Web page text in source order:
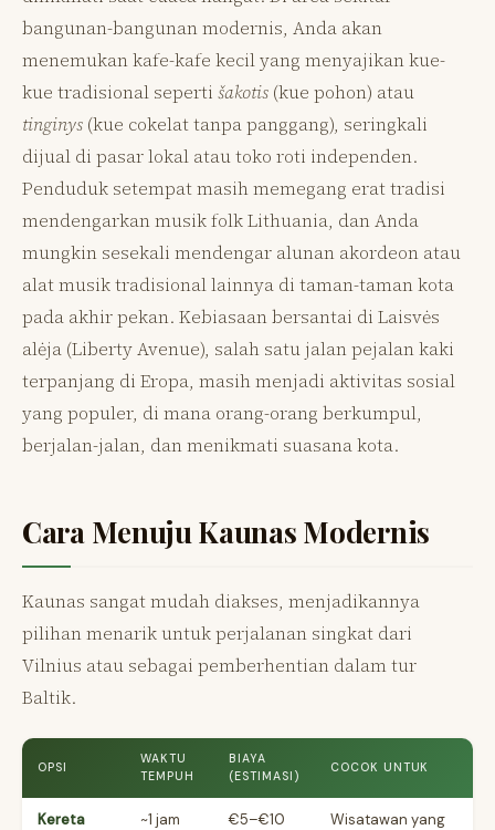
bangunan-bangunan modernis, Anda akan
menemukan kafe-kafe kecil yang menyajikan kue-
kue tradisional seperti šakotis (kue pohon) atau
tinginys (kue cokelat tanpa panggang), seringkali
dijual di pasar lokal atau toko roti independen.
Penduduk setempat masih memegang erat tradisi
mendengarkan musik folk Lithuania, dan Anda
mungkin sesekali mendengar alunan akordeon atau
alat musik tradisional lainnya di taman-taman kota
pada akhir pekan. Kebiasaan bersantai di Laisvės
alėja (Liberty Avenue), salah satu jalan pejalan kaki
terpanjang di Eropa, masih menjadi aktivitas sosial
yang populer, di mana orang-orang berkumpul,
berjalan-jalan, dan menikmati suasana kota.
Cara Menuju Kaunas Modernis
Kaunas sangat mudah diakses, menjadikannya
pilihan menarik untuk perjalanan singkat dari
Vilnius atau sebagai pemberhentian dalam tur
Baltik.
OPSI
WAKTU
TEMPUH
BIAYA
(ESTIMASI)
COCOK UNTUK
Kereta
~1 jam
€5–€10
Wisatawan yang